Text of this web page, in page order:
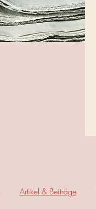
Artikel & Beiträge